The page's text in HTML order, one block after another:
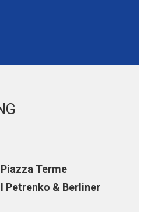
Terme
Petrenko & Berliner